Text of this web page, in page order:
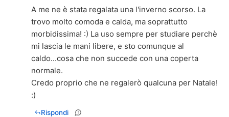
A me ne è stata regalata una l'inverno scorso. La
trovo molto comoda e calda, ma soprattutto
morbidissima! :) La uso sempre per studiare perchè
mi lascia le mani libere, e sto comunque al
caldo...cosa che non succede con una coperta
normale.
Credo proprio che ne regalerò qualcuna per Natale!
:)
Rispondi